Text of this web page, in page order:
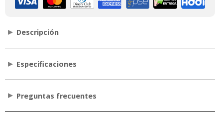
Descripción
Especificaciones
Preguntas frecuentes